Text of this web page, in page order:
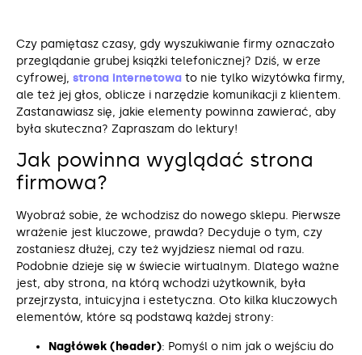
Czy pamiętasz czasy, gdy wyszukiwanie firmy oznaczało
przeglądanie grubej książki telefonicznej? Dziś, w erze
cyfrowej, strona internetowa to nie tylko wizytówka firmy,
ale też jej głos, oblicze i narzędzie komunikacji z klientem.
Zastanawiasz się, jakie elementy powinna zawierać, aby
była skuteczna? Zapraszam do lektury!
Jak powinna wyglądać strona
firmowa?
Wyobraź sobie, że wchodzisz do nowego sklepu. Pierwsze
wrażenie jest kluczowe, prawda? Decyduje o tym, czy
zostaniesz dłużej, czy też wyjdziesz niemal od razu.
Podobnie dzieje się w świecie wirtualnym. Dlatego ważne
jest, aby strona, na którą wchodzi użytkownik, była
przejrzysta, intuicyjna i estetyczna. Oto kilka kluczowych
elementów, które są podstawą każdej strony:
Nagłówek (header): Pomyśl o nim jak o wejściu do